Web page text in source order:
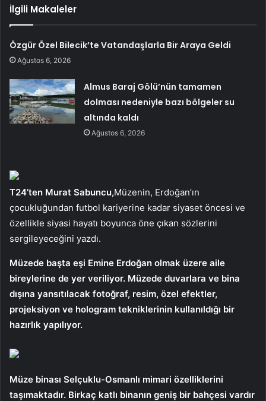
İlgili Makaleler
Özgür Özel Bilecik’te Vatandaşlarla Bir Araya Geldi
Ağustos 6, 2026
Almus Baraj Gölü’nün tamamen
dolması nedeniyle bazı bölgeler su
altında kaldı
Ağustos 6, 2026
T24’ten Murat Sabuncu,Müzenin, Erdoğan’ın
çocukluğundan futbol kariyerine kadar siyaset öncesi ve
özellikle siyasi hayatı boyunca öne çıkan sözlerini
sergileyeceğini yazdı.
Müzede başta eşi Emine Erdoğan olmak üzere aile
bireylerine de yer veriliyor. Müzede duvarlara ve bina
dışına yansıtılacak fotoğraf, resim, özel efektler,
projeksiyon ve hologram tekniklerinin kullanıldığı bir
hazırlık yapılıyor.
Müze binası Selçuklu-Osmanlı mimari özelliklerini
taşımaktadır. Birkaç katlı binanın geniş bir bahçesi vardır